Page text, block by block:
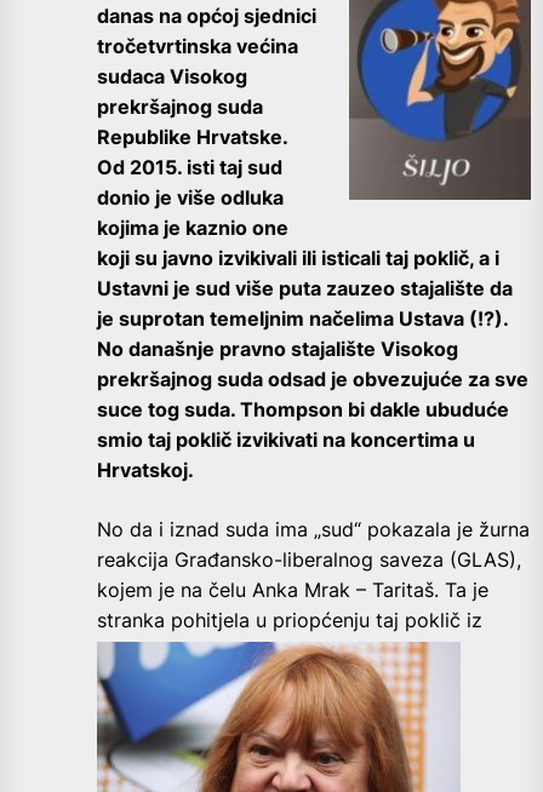
danas na općoj sjednici
tročetvrtinska većina
sudaca Visokog
prekršajnog suda
Republike Hrvatske.
Od 2015. isti taj sud
donio je više odluka
kojima je kaznio one
koji su javno izvikivali ili isticali taj poklič, a i
Ustavni je sud više puta zauzeo stajalište da
je suprotan temeljnim načelima Ustava (!?).
No današnje pravno stajalište Visokog
prekršajnog suda odsad je obvezujuće za sve
suce tog suda. Thompson bi dakle ubuduće
smio taj poklič izvikivati na koncertima u
Hrvatskoj.
No da i iznad suda ima „sud“ pokazala je žurna
reakcija Građansko-liberalnog saveza (GLAS),
kojem je na čelu Anka Mrak – Taritaš. Ta je
stranka pohitjela u priopćenju taj poklič iz